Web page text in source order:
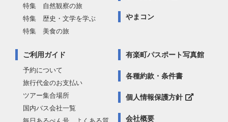
特集 自然観察の旅
特集 歴史・文学を学ぶ
特集 美食の旅
やまコン
ご利用ガイド
予約について
旅行代金のお支払い
ツアー集合場所
国内バス会社一覧
有楽町パスポート写真館
各種約款・条件書
個人情報保護方針
会社概要